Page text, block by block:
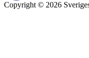
Copyright © 2026